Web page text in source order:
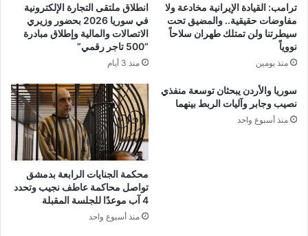
ترامب: القيادة الإيرانية مخادعة ولا
مفاوضات حقيقية.. والمضيق تحت
سيطرتنا ولن تمتلك طهران سلاحاً
نووياً
منذ يومين
انطلاق ملتقى التجارة الإلكترونية
في سوريا 2026 بحضور وزيري
الاتصالات والمالية وإطلاق مبادرة
“500 تاجر رقمي”
منذ 3 أيام
سوريا والأردن يبحثان توسعة منفذي
نصيب وجابر وآليات الربط بينهما
منذ أسبوع واحد
محكمة الجنايات الرابعة بدمشق
تواصل محاكمة عاطف نجيب وتحدد
4 آب موعدًا للجلسة المقبلة
منذ أسبوع واحد